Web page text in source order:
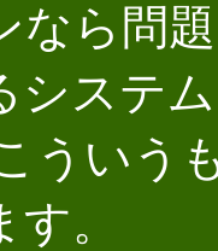
なら問
システ
ういう
。